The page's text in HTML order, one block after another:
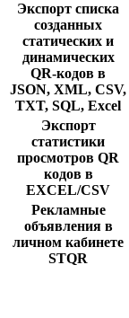
Экспорт списка
созданных
статических и
динамических
QR-кодов в
JSON, XML, CSV,
TXT, SQL, Excel
Экспорт
статистики
просмотров QR
кодов в
EXCEL/CSV
Рекламные
объявления в
личном кабинете
STQR